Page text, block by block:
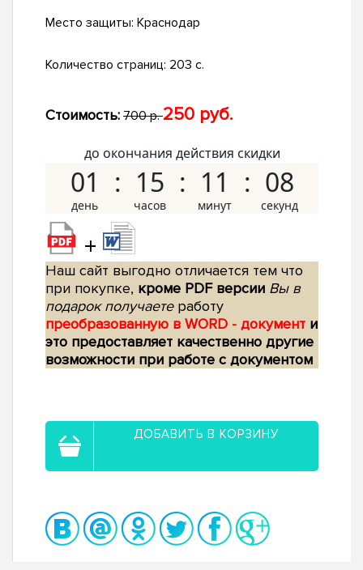
Место защиты: Краснодар
Количество страниц: 203 с.
Стоимость: 700 р.250 руб.
до окончания действия скидки
01 15 11 07
+
Наш сайт выгодно отличается тем что
при покупке, кроме PDF версии Вы в
подарок получаетеработу
преобразованную в WORD - документ и
это предоставляет качественно другие
возможности при работе с документом
ДОБАВИТЬ В КОРЗИНУ